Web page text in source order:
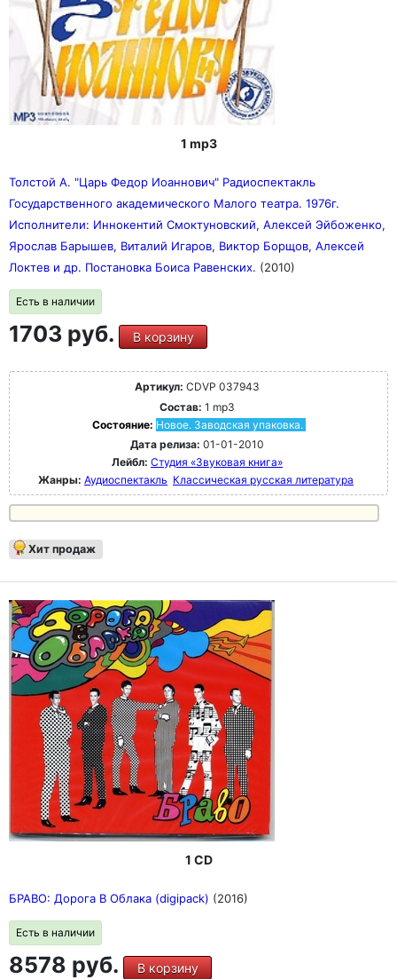
1 mp3
Толстой А. "Царь Федор Иоаннович" Радиоспектакль
Государственного академического Малого театра. 1976г.
Исполнители: Иннокентий Смоктуновский, Алексей Эйбоженко,
Ярослав Барышев, Виталий Игаров, Виктор Борщов, Алексей
Локтев и др. Постановка Боиса Равенских. (2010)
Есть в наличии
1703 руб. В корзину
Артикул: CDVP 037943
Состав: 1 mp3
Состояние: Новое. Заводская упаковка.
Дата релиза: 01-01-2010
Лейбл: Студия «Звуковая книга»
Жанры: Аудиоспектакль Классическая русская литература
Хит продаж
1 CD
БРАВО: Дорога В Облака (digipack) (2016)
Есть в наличии
8578 руб. В корзину